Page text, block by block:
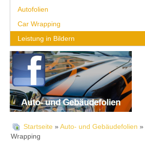
Autofolien
Car Wrapping
Leistung in Bildern
Startseite » Auto- und Gebäudefolien »
Wrapping